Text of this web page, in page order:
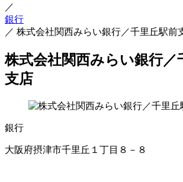
／
銀行
／ 株式会社関西みらい銀行／千里丘駅前
株式会社関西みらい銀行／
支店
銀行
大阪府摂津市千里丘１丁目８－８